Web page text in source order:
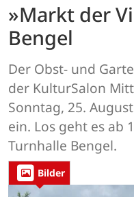
»Markt der
Bengel
Der Obst- und
der KulturSalon
Sonntag, 25.
ein. Los geht es ab
Turnhalle Bengel.
Bilder